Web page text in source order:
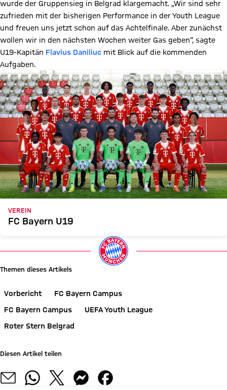
wurde der Gruppensieg in Belgrad klargemacht. „Wir sind sehr
zufrieden mit der bisherigen Performance in der Youth League
und freuen uns jetzt schon auf das Achtelfinale. Aber zunächst
wollen wir in den nächsten Wochen weiter Gas geben“, sagte
U19-Kapitän Flavius Daniliuc mit Blick auf die kommenden
Aufgaben.
VEREIN
FC Bayern U19
Themen dieses Artikels
Vorbericht
FC Bayern Campus
FC Bayern Campus
UEFA Youth League
Roter Stern Belgrad
Diesen Artikel teilen